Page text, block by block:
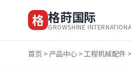
格 格莳国际
GROWSHINE
首页 > 产品中心 >工程机械配件 >